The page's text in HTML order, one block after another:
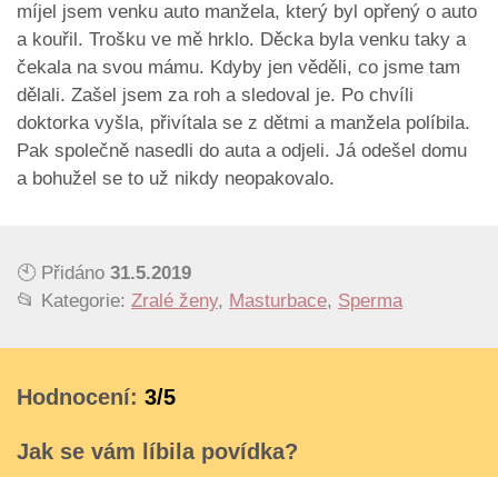
míjel jsem venku auto manžela, který byl opřený o auto
a kouřil. Trošku ve mě hrklo. Děcka byla venku taky a
čekala na svou mámu. Kdyby jen věděli, co jsme tam
dělali. Zašel jsem za roh a sledoval je. Po chvíli
doktorka vyšla, přivítala se z dětmi a manžela políbila.
Pak společně nasedli do auta a odjeli. Já odešel domu
a bohužel se to už nikdy neopakovalo.
🕙 Přidáno 31.5.2019
📂 Kategorie: Zralé ženy, Masturbace, Sperma
Hodnocení: 3/5
Jak se vám líbila povídka?